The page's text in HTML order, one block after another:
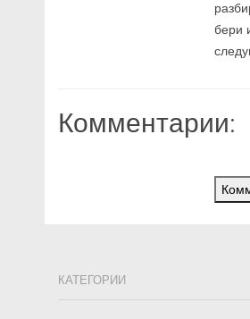
бери
Комментарии:
КАТЕГОРИИ